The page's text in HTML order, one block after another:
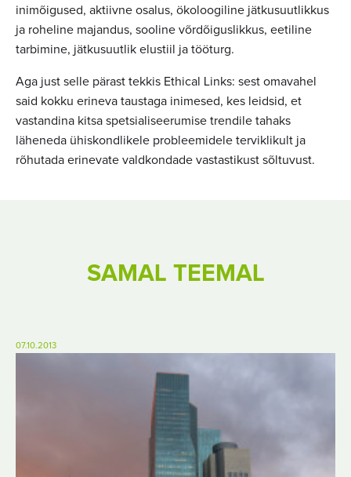
inimõigused, aktiivne osalus, ökoloogiline jätkusuutlikkus
ja roheline majandus, sooline võrdõiguslikkus, eetiline
tarbimine, jätkusuutlik elustiil ja tööturg.
Aga just selle pärast tekkis Ethical Links: sest omavahel
said kokku erineva taustaga inimesed, kes leidsid, et
vastandina kitsa spetsialiseerumise trendile tahaks
läheneda ühiskondlikele probleemidele terviklikult ja
rõhutada erinevate valdkondade vastastikust sõltuvust.
SAMAL TEEMAL
07.10.2013